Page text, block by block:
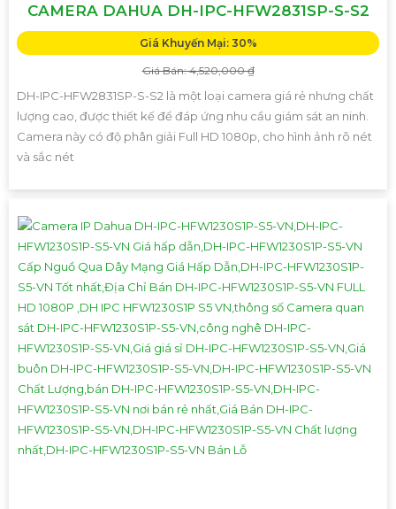
CAMERA DAHUA DH-IPC-HFW2831SP-S-S2
Giá Khuyến Mại: 30%
Giá Bán: 4,520,000 ₫
DH-IPC-HFW2831SP-S-S2 là một loại camera giá rẻ nhưng chất
lượng cao, được thiết kế để đáp ứng nhu cầu giám sát an ninh.
Camera này có độ phân giải Full HD 1080p, cho hình ảnh rõ nét
và sắc nét